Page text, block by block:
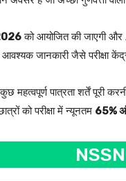
को आयोजित की जाएगी
जानकारी जैसे परीक्षा
महत्वपूर्ण पात्रता शर्तें पूरी
को परीक्षा में न्यूनतम 65%